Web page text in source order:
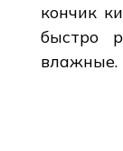
кончик
быстро
влажные.